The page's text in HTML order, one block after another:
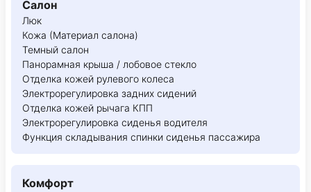
Салон
Люк
Кожа (Материал салона)
Темный салон
Панорамная крыша / лобовое стекло
Отделка кожей рулевого колеса
Электрорегулировка задних сидений
Отделка кожей рычага КПП
Электрорегулировка сиденья водителя
Функция складывания спинки сиденья пассажира
Комфорт